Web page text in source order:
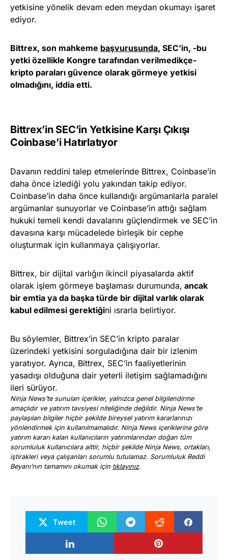
yetkisine yönelik devam eden meydan okumayı işaret
ediyor.
Bittrex, son mahkeme başvurusunda, SEC’in, -bu
yetki özellikle Kongre tarafından verilmedikçe-
kripto paraları güvence olarak görmeye yetkisi
olmadığını, iddia etti.
Bittrex’in SEC’in Yetkisine Karşı Çıkışı
Coinbase’i Hatırlatıyor
Davanın reddini talep etmelerinde Bittrex, Coinbase’in
daha önce izlediği yolu yakından takip ediyor.
Coinbase’in daha önce kullandığı argümanlarla paralel
argümanlar sunuyorlar ve Coinbase’in attığı sağlam
hukuki temeli kendi davalarını güçlendirmek ve SEC’in
davasına karşı mücadelede birleşik bir cephe
oluşturmak için kullanmaya çalışıyorlar.
Bittrex, bir dijital varlığın ikincil piyasalarda aktif
olarak işlem görmeye başlaması durumunda, ancak
bir emtia ya da başka türde bir dijital varlık olarak
kabul edilmesi gerektiğini ısrarla belirtiyor.
Bu söylemler, Bittrex’in SEC’in kripto paralar
üzerindeki yetkisini sorguladığına dair bir izlenim
yaratıyor. Ayrıca, Bittrex, SEC’in faaliyetlerinin
yasadışı olduğuna dair yeterli iletişim sağlamadığını
ileri sürüyor.
Ninja News’te sunulan içerikler, yalnızca genel bilgilendirme
amaçlıdır ve yatırım tavsiyesi niteliğinde değildir. Ninja News’te
paylaşılan bilgiler hiçbir şekilde bireysel yatırım kararlarınızı
yönlendirmek için kullanılmamalıdır. Ninja News içeriklerine göre
yatırım kararı kalan kullanıcıların yatırımlarından doğan tüm
sorumluluk kullanıcılara aittir, hiçbir şekilde Ninja News, ortakları,
iştirakleri veya çalışanları sorumlu tutulamaz. Sorumluluk Reddi
Beyanı’nın tamamını okumak için tıklayınız.
Tweet